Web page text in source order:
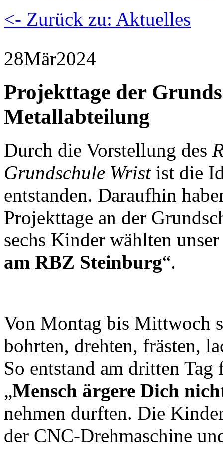
<- Zurück zu: Aktuelles
28Mär2024
Projekttage der
Metallabteilung
Durch die Vorstellung des
Grundschule Wristist die
entstanden. Daraufhin
Projekttage an der
sechs Kinder wählten
am RBZ Steinburg“.
Von Montag bis Mittwoch
bohrten, drehten, frästen,
So entstand am dritten
„Mensch ärgere Dich
nehmen durften. Die
der CNC-Drehmaschine